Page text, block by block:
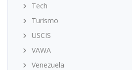
Tech
Turismo
USCIS
VAWA
Venezuela